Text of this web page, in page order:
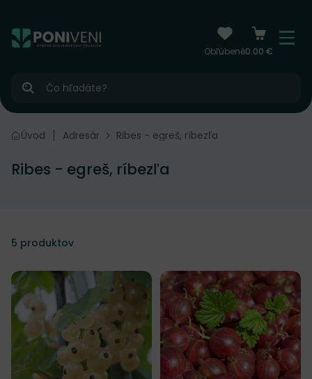
Obľúbené0.00 €
Menu
Hľadať
Úvod Adresár Ribes - egreš, ríbezľa
Ribes - egreš, ríbezľa
5 produktov